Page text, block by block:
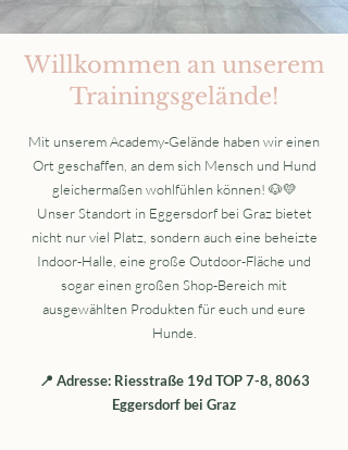
Willkommen an unserem
Trainingsgelände!
Mit unserem Academy-Gelände haben wir einen
Ort geschaffen, an dem sich Mensch und Hund
gleichermaßen wohlfühlen können! 🐶💛
Unser Standort in Eggersdorf bei Graz bietet
nicht nur viel Platz, sondern auch eine beheizte
Indoor-Halle, eine große Outdoor-Fläche und
sogar einen großen Shop-Bereich mit
ausgewählten Produkten für euch und eure
Hunde.
📍 Adresse: Riesstraße 19d TOP 7-8, 8063
Eggersdorf bei Graz​